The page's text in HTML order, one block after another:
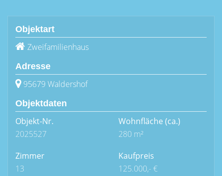
Objektart
Zweifamilienhaus
Adresse
95679 Waldershof
Objektdaten
Objekt-Nr.
2025527
Wohnfläche (ca.)
280 m²
Zimmer
13
Kaufpreis
125.000,- €